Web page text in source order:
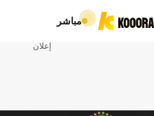
مباشر
إعلان